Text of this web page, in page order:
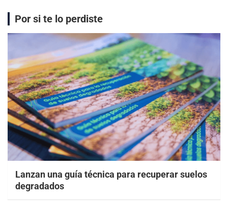
Por si te lo perdiste
Lanzan una guía técnica para recuperar suelos
degradados